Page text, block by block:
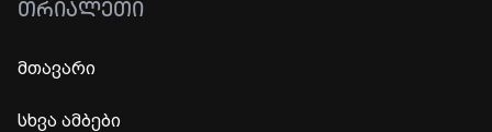
ᲗᲠᲘᲐᲚᲔᲗᲘ
მთავარი
სხვა ამბები